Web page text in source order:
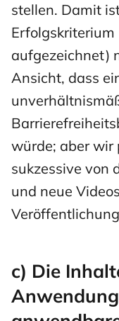
stellen. Damit
aufgezeichnet)
Ansicht, dass
würde; aber wir
sukzessive von
und neue
c) Die